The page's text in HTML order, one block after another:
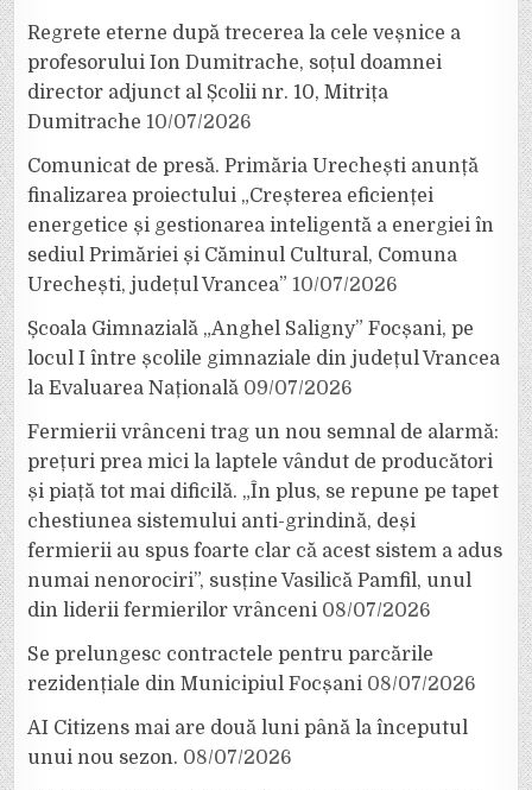
Regrete eterne după trecerea la cele veșnice a
profesorului Ion Dumitrache, soțul doamnei
director adjunct al Școlii nr. 10, Mitrița
Dumitrache 10/07/2026
Comunicat de presă. Primăria Urechești anunță
finalizarea proiectului „Creșterea eficienței
energetice și gestionarea inteligentă a energiei în
sediul Primăriei și Căminul Cultural, Comuna
Urechești, județul Vrancea” 10/07/2026
Școala Gimnazială „Anghel Saligny” Focșani, pe
locul I între școlile gimnaziale din județul Vrancea
la Evaluarea Națională 09/07/2026
Fermierii vrânceni trag un nou semnal de alarmă:
prețuri prea mici la laptele vândut de producători
și piață tot mai dificilă. „În plus, se repune pe tapet
chestiunea sistemului anti-grindină, deși
fermierii au spus foarte clar că acest sistem a adus
numai nenorociri”, susține Vasilică Pamfil, unul
din liderii fermierilor vrânceni 08/07/2026
Se prelungesc contractele pentru parcările
rezidențiale din Municipiul Focșani 08/07/2026
AI Citizens mai are două luni până la începutul
unui nou sezon. 08/07/2026